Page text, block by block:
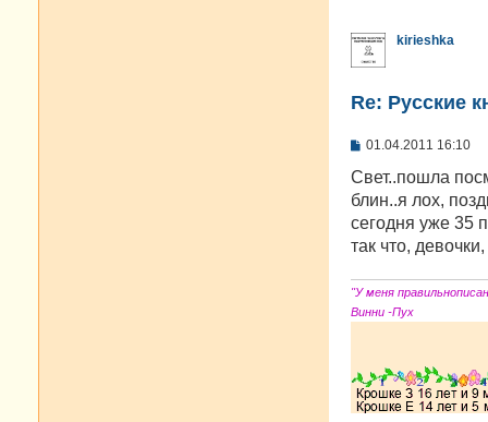
kirieshka
Re: Русские
С
о
щ
е
и
01.04.2011 16:10
Свет..пошла
блин..я лох,
сегодня уже 35
так что,
"У меня
Винни -Пух